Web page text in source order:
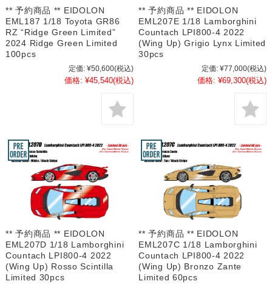
** 予約商品 ** EIDOLON
EML187 1/18 Toyota GR86
RZ “Ridge Green Limited”
2024 Ridge Green Limited
100pcs
定価: ¥50,600(税込)
価格: ¥45,540(税込)
** 予約商品 ** EIDOLON
EML207E 1/18 Lamborghini
Countach LPI800-4 2022
(Wing Up) Grigio Lynx Limited
30pcs
定価: ¥77,000(税込)
価格: ¥69,300(税込)
** 予約商品 ** EIDOLON
EML207D 1/18 Lamborghini
Countach LPI800-4 2022
(Wing Up) Rosso Scintilla
Limited 30pcs
** 予約商品 ** EIDOLON
EML207C 1/18 Lamborghini
Countach LPI800-4 2022
(Wing Up) Bronzo Zante
Limited 60pcs